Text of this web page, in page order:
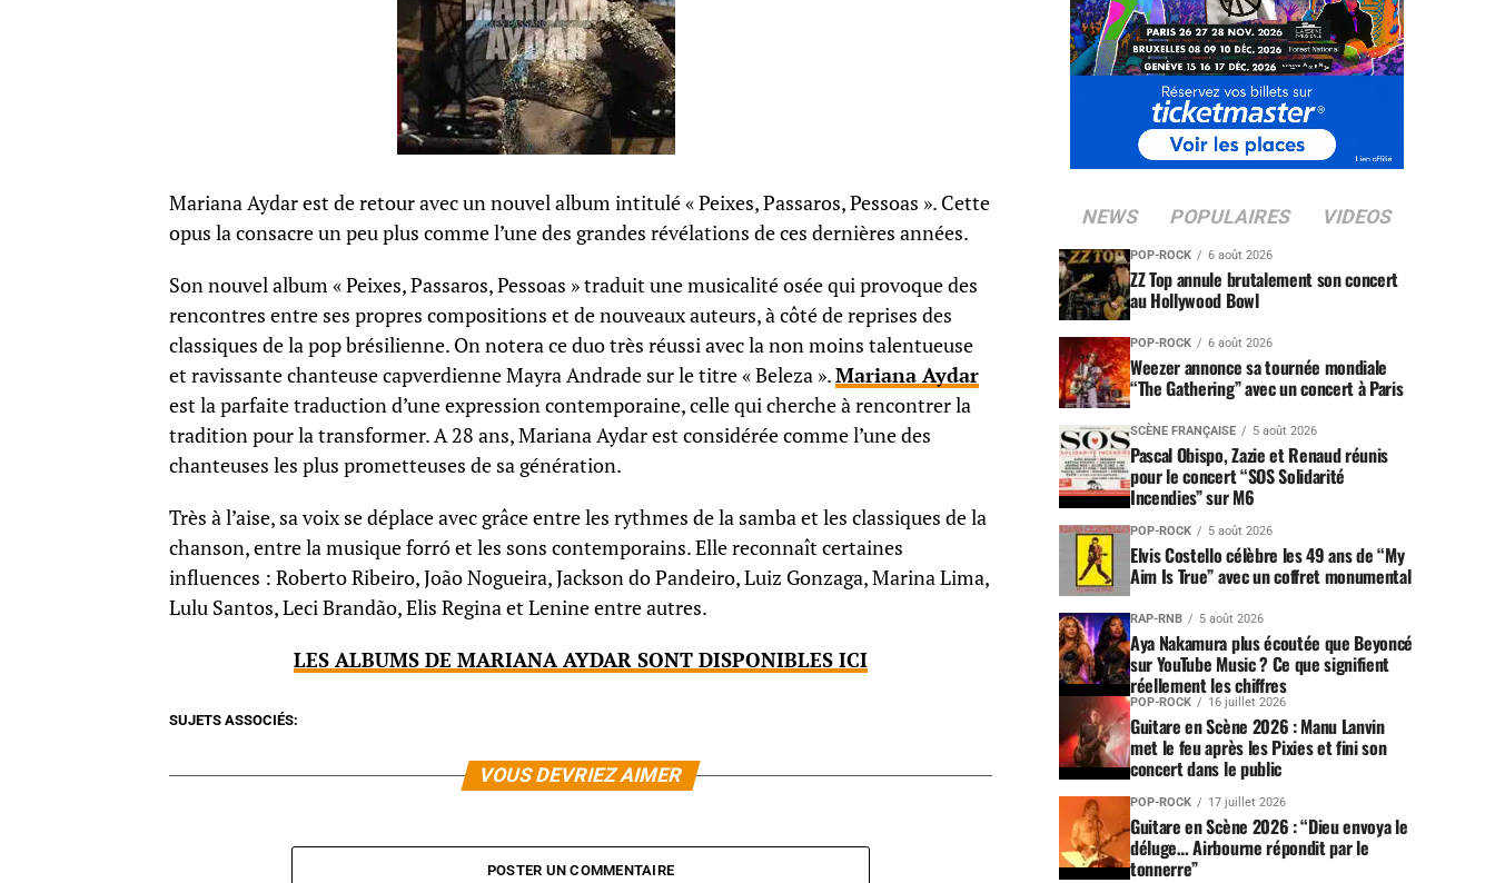
Mariana Aydar est de retour avec un nouvel album intitulé « Peixes, Passaros, Pessoas ». Cette
opus la consacre un peu plus comme l’une des grandes révélations de ces dernières années.
Son nouvel album « Peixes, Passaros, Pessoas » traduit une musicalité osée qui provoque des
rencontres entre ses propres compositions et de nouveaux auteurs, à côté de reprises des
classiques de la pop brésilienne. On notera ce duo très réussi avec la non moins talentueuse
et ravissante chanteuse capverdienne Mayra Andrade sur le titre « Beleza ».Mariana Aydar
est la parfaite traduction d’une expression contemporaine, celle qui cherche à rencontrer la
tradition pour la transformer. A 28 ans, Mariana Aydar est considérée comme l’une des
chanteuses les plus prometteuses de sa génération.
Très à l’aise, sa voix se déplace avec grâce entre les rythmes de la samba et les classiques de la
chanson, entre la musique forró et les sons contemporains. Elle reconnaît certaines
influences : Roberto Ribeiro, João Nogueira, Jackson do Pandeiro, Luiz Gonzaga, Marina Lima,
Lulu Santos, Leci Brandão, Elis Regina et Lenine entre autres.
LES ALBUMS DE MARIANA AYDAR SONT DISPONIBLES ICI
SUJETS ASSOCIÉS:
VOUS DEVRIEZ AIMER
POSTER UN COMMENTAIRE
NEWS POPULAIRES VIDEOS
POP-ROCK 6 août 2026
ZZ Top annule brutalement son concert
au Hollywood Bowl
POP-ROCK 6 août 2026
Weezer annonce sa tournée mondiale
“The Gathering” avec un concert à Paris
SCÈNE FRANÇAISE 5 août 2026
Pascal Obispo, Zazie et Renaud réunis
pour le concert “SOS Solidarité
Incendies” sur M6
POP-ROCK 5 août 2026
Elvis Costello célèbre les 49 ans de “My
Aim Is True” avec un coffret monumental
RAP-RNB 5 août 2026
Aya Nakamura plus écoutée que Beyoncé
sur YouTube Music ? Ce que signifient
réellement les chiffres
POP-ROCK 16 juillet 2026
Guitare en Scène 2026 : Manu Lanvin
met le feu après les Pixies et fini son
concert dans le public
POP-ROCK 17 juillet 2026
Guitare en Scène 2026 : “Dieu envoya le
déluge… Airbourne répondit par le
tonnerre”